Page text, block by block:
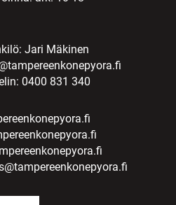
Jari Mäkinen
0400 831 340